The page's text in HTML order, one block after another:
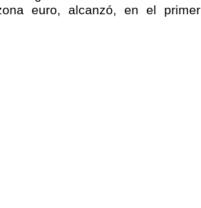
euro, alcanzó, en el primer